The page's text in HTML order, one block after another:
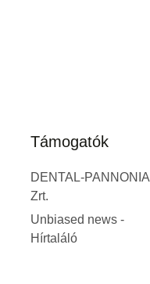
Támogatók
DENTAL-PANNONIA
Zrt.
Unbiased news -
Hírtaláló